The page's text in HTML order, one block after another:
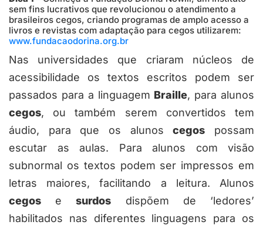
sem fins lucrativos que revolucionou o atendimento a
brasileiros cegos, criando programas de amplo acesso a
livros e revistas com adaptação para cegos utilizarem:
www.fundacaodorina.org.br
Nas universidades que criaram núcleos de
acessibilidade os textos escritos podem ser
passados para a linguagem Braille, para alunos
cegos, ou também serem convertidos tem
áudio, para que os alunoscegos possam
escutar as aulas. Para alunos com visão
subnormal os textos podem ser impressos em
letras maiores, facilitando a leitura. Alunos
cegos esurdos dispõem de ‘ledores’
habilitados nas diferentes linguagens para os